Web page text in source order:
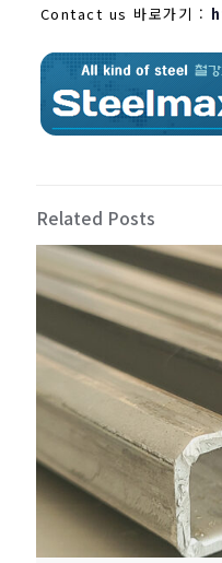
Contact us 바로가기 :
Related Posts